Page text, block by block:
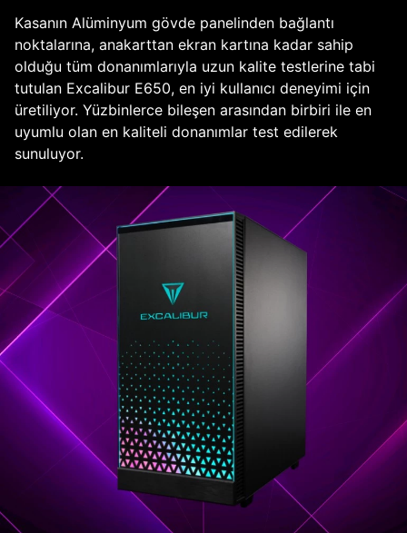
Kasanın Alüminyum gövde panelinden bağlantı
noktalarına, anakarttan ekran kartına kadar sahip
olduğu tüm donanımlarıyla uzun kalite testlerine tabi
tutulan Excalibur E650, en iyi kullanıcı deneyimi için
üretiliyor. Yüzbinlerce bileşen arasından birbiri ile en
uyumlu olan en kaliteli donanımlar test edilerek
sunuluyor.